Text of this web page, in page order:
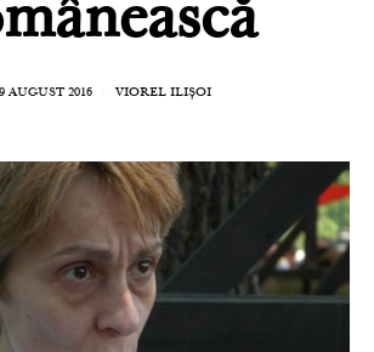
AUGUST 2016 VIOREL ILIȘOI